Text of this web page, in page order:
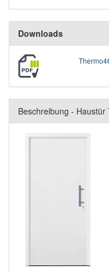
Downloads
Beschreibung -